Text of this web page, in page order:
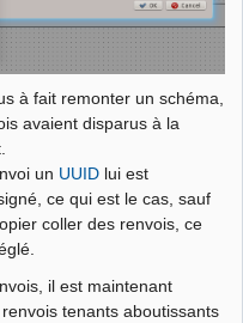
à fait remonter un schéma,
avaient disparus à la
un UUID lui est
ce qui est le cas, sauf
coller des renvois, ce
il est maintenant
tenants aboutissants